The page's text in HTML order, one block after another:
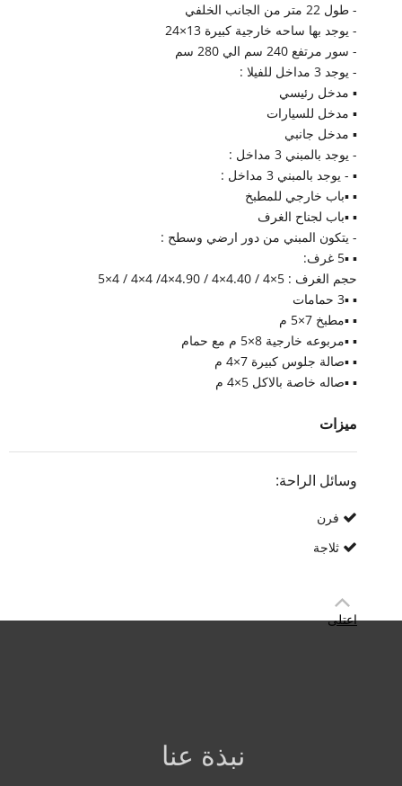
- طول 22 متر من الجانب الخلفي
- يوجد بها ساحه خارجية كبيرة 13×24
- سور مرتفع 240 سم الي 280 سم
- يوجد 3 مداخل للفيلا :
▪︎ مدخل رئيسي
▪︎ مدخل للسيارات
▪︎ مدخل جانبي
- يوجد بالمبني 3 مداخل :
▪︎ - يوجد بالمبني 3 مداخل :
▪︎ ▪︎باب خارجي للمطبخ
▪︎ ▪︎باب لجناح الغرف
- يتكون المبني من دور ارضي وسطح :
▪︎ ▪︎5 غرف:
حجم الغرف : 5×4 / 4.40×4 / 4.90×4/ 4×4 / 4×5
▪︎ ▪︎3 حمامات
▪︎ ▪︎مطبخ 7×5 م
▪︎ ▪︎مربوعه خارجية 8×5 م مع حمام
▪︎ ▪︎صالة جلوس كبيرة 7×4 م
▪︎ ▪︎صاله خاصة بالاكل 5×4 م
ميزات
وسائل الراحة:
فرن
ثلاجة
اعتلى
نبذة عنا